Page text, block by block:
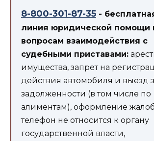
8-800-301-87-35 -
линия юридической помощи
вопросам взаимодействия с
судебными приставами:
имущества, запрет на
действия автомобиля и выезд
задолженности (в том числе по
алиментам), оформление
телефон не относится к органу
государственной власти,